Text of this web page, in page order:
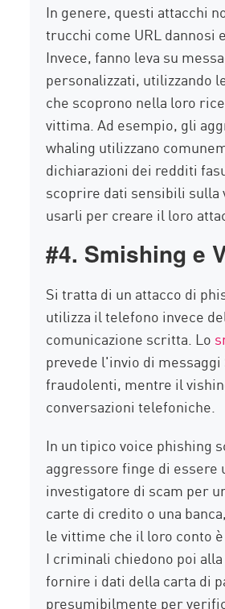
In genere, questi attacchi
trucchi come URL dannosi
Invece, fanno leva su
personalizzati, utilizzando
che scoprono nella loro
vittima. Ad esempio, gli
whaling utilizzano
dichiarazioni dei redditi
scoprire dati sensibili sulla
usarli per creare il loro
#4. Smishing e
Si tratta di un attacco di
utilizza il telefono invece
comunicazione scritta. Lo
prevede l'invio di messaggi
fraudolenti, mentre il
conversazioni telefoniche.
In un tipico voice phishing
aggressore finge di essere
investigatore di scam per
carte di credito o una
le vittime che il loro conto
I criminali chiedono poi
fornire i dati della carta di
presumibilmente per